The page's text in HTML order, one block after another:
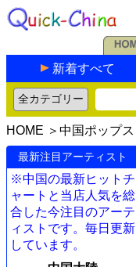
新着すべて
HOME ＞ 中国ポップス
最新注目アーティスト
※中国の最新ヒットチ
ャートと当店人気を総
合した今注目のアーテ
ィストです。毎日更新
しています。